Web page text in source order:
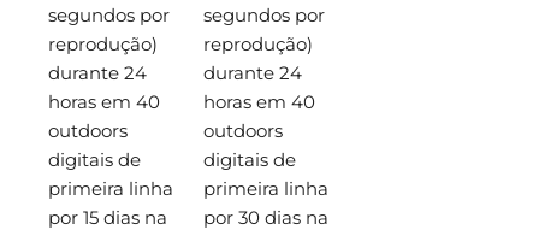
segundos por
reprodução)
durante 24
horas em 40
outdoors
digitais de
primeira linha
por 15 dias na
segundos por
reprodução)
durante 24
horas em 40
outdoors
digitais de
primeira linha
por 30 dias na